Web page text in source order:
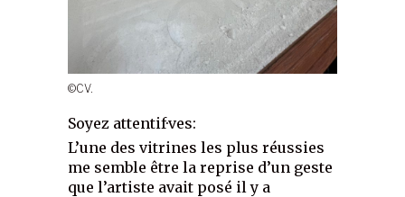
©CV.
Soyez attentif·ves:
L’une des vitrines les plus réussies
me semble être la reprise d’un geste
que l’artiste avait posé il y a